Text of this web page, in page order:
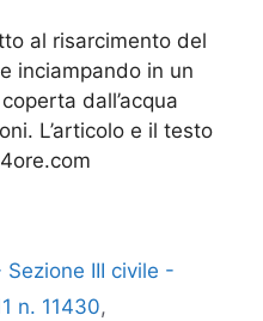
al risarcimento del
inciampando in un
dall’acqua
L’articolo e il testo
III civile -
n. 11430,